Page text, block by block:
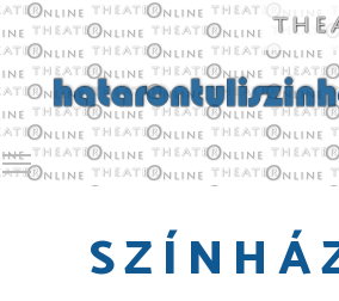
Toggle main menu visibility